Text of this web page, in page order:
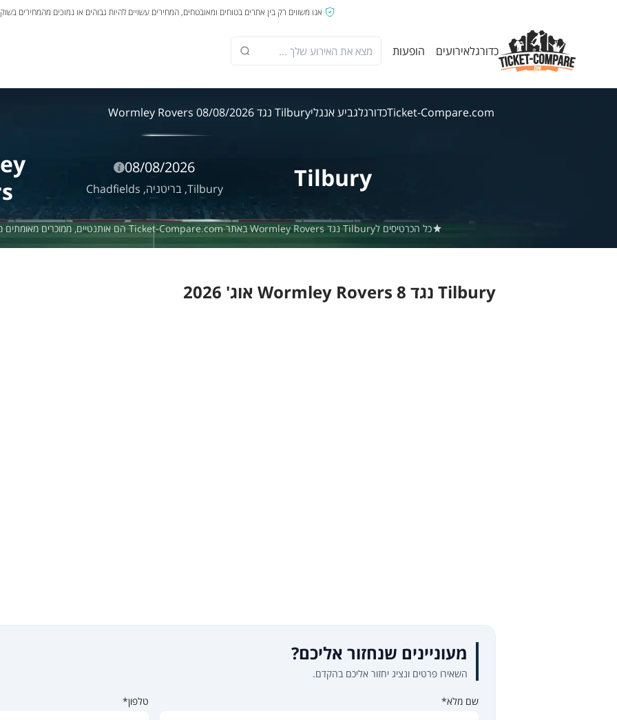
אנו משווים רק בין אתרים בטוחים ומאובטחים, המחירים עשויים להיות גבוהים או נמוכים מהמחירים
כדורגלאירועים הופעות
Ticket-Compare.comכדורגלגביע אנגליTilbury נגד Wormley Rovers 08/08/2026
Tilbury
08/08/2026
Tilbury, בריטניה, Chadfields
כל הכרטיסים לTilbury נגד Wormley Rovers באתר Ticket-Compare.com הם אותנטיים, ממוכרים מאומתים מראש שמספקים אחריות של 100%.
Tilbury נגד Wormley Rovers 8 אוג' 2026
מעוניינים שנחזור אליכם?
השאירו פרטים ונציג יחזור אליכם בהקדם.
שם מלא* טלפון*